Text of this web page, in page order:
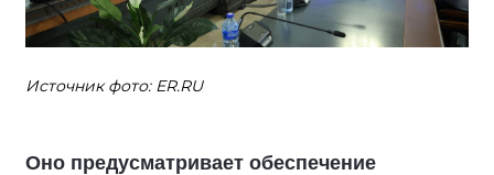
Источник фото: ER.RU
Оно предусматривает обеспечение